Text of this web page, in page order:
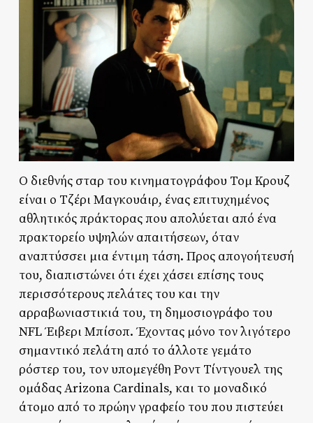
Ο διεθνής σταρ του κινηματογράφου Τομ Κρουζ
είναι ο Τζέρι Μαγκουάιρ, ένας επιτυχημένος
αθλητικός πράκτορας που απολύεται από ένα
πρακτορείο υψηλών απαιτήσεων, όταν
αναπτύσσει μια έντιμη τάση. Προς απογοήτευσή
του, διαπιστώνει ότι έχει χάσει επίσης τους
περισσότερους πελάτες του και την
αρραβωνιαστικιά του, τη δημοσιογράφο του
NFL Έιβερι Μπίσοπ. Έχοντας μόνο τον λιγότερο
σημαντικό πελάτη από το άλλοτε γεμάτο
ρόστερ του, τον υπομεγέθη Ροντ Τίντγουελ της
ομάδας Arizona Cardinals, και το μοναδικό
άτομο από το πρώην γραφείο του που πιστεύει